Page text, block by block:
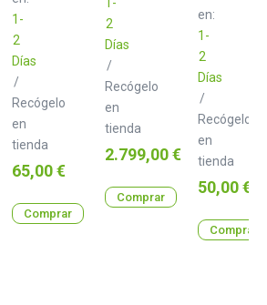
1-
2
Días
/
Recógelo
en
tienda
Precio
65,00 €
Comprar
2
Días
/
Recógelo
en
tienda
Precio
2.799,00 €
Comprar
en:
1-
2
Días
/
Recógelo
en
tienda
Precio
50,00 €
Comprar